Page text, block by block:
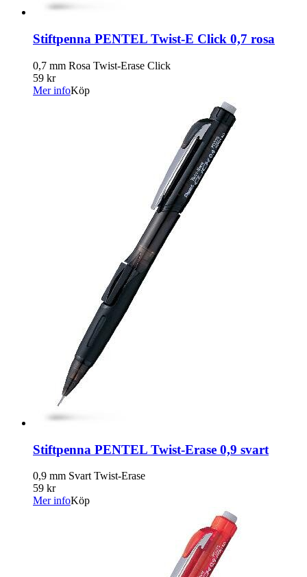
Stiftpenna PENTEL Twist-E Click 0,7 rosa
0,7 mm Rosa Twist-Erase Click
59 kr
Mer infoKöp
Stiftpenna PENTEL Twist-Erase 0,9 svart
0,9 mm Svart Twist-Erase
59 kr
Mer infoKöp